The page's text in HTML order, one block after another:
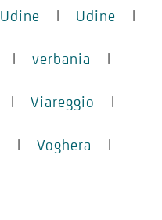
Udine | Udine |
| verbania |
| Viareggio |
| Voghera |